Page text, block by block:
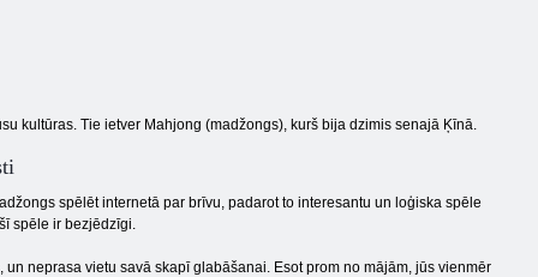
kultūras. Tie ietver Mahjong (madžongs), kurš bija dzimis senajā Ķīnā.
spēlēt internetā par brīvu, padarot to interesantu un loģiska spēle
spēle ir bezjēdzīgi.
neprasa vietu savā skapī glabāšanai. Esot prom no mājām, jūs vienmēr